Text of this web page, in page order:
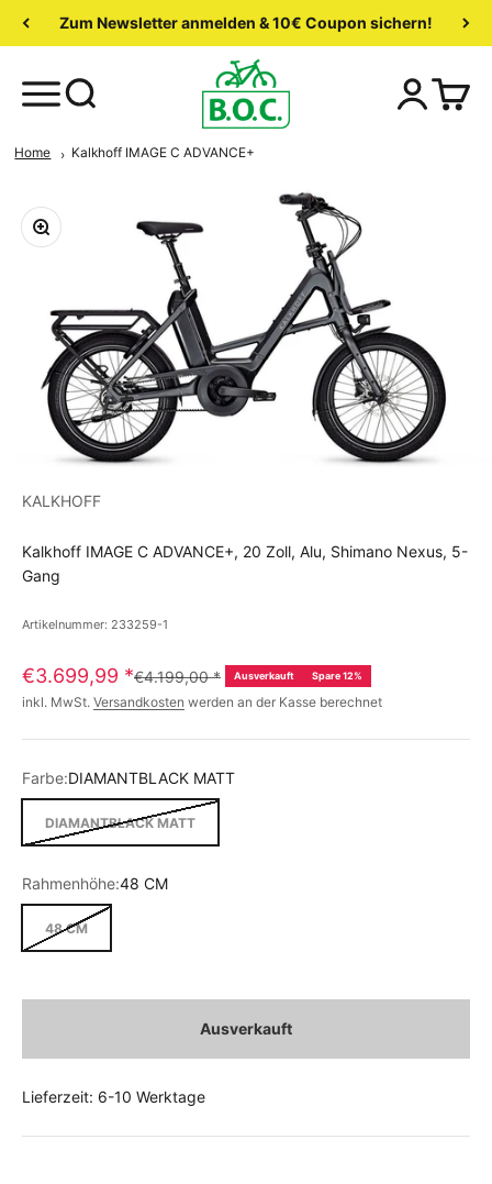
Zum Newsletter anmelden & 10€ Coupon sichern!
Home Kalkhoff IMAGE C ADVANCE+
KALKHOFF
Kalkhoff IMAGE C ADVANCE+, 20 Zoll, Alu, Shimano Nexus, 5-
Gang
Artikelnummer: 233259-1
€3.699,99 *€4.199,00* Ausverkauft Spare 12%
inkl. MwSt. Versandkosten werden an der Kasse berechnet
Farbe:DIAMANTBLACK MATT
DIAMANTBLACK MATT
Rahmenhöhe:48 CM
48 CM
Ausverkauft
Lieferzeit: 6-10 Werktage